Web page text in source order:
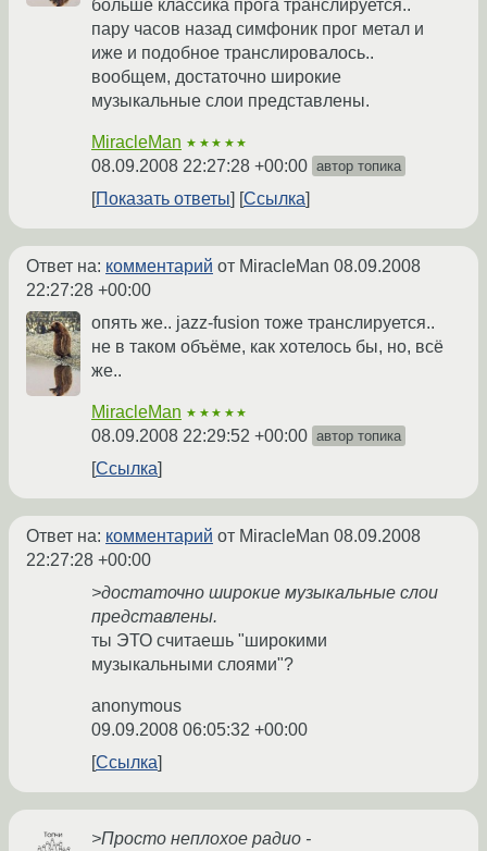
больше классика прога транслируется..
пару часов назад симфоник прог метал и
иже и подобное транслировалось..
вообщем, достаточно широкие
музыкальные слои представлены.
MiracleMan ★★★★★
08.09.2008 22:27:28 +00:00 автор топика
Показать ответы Ссылка
Ответ на: комментарий от MiracleMan 08.09.2008
22:27:28 +00:00
опять же.. jazz-fusion тоже транслируется..
не в таком объёме, как хотелось бы, но, всё
же..
MiracleMan ★★★★★
08.09.2008 22:29:52 +00:00 автор топика
Ссылка
Ответ на: комментарий от MiracleMan 08.09.2008
22:27:28 +00:00
>достаточно широкие музыкальные слои
представлены.
ты ЭТО считаешь "широкими
музыкальными слоями"?
anonymous
09.09.2008 06:05:32 +00:00
Ссылка
>Просто неплохое радио -